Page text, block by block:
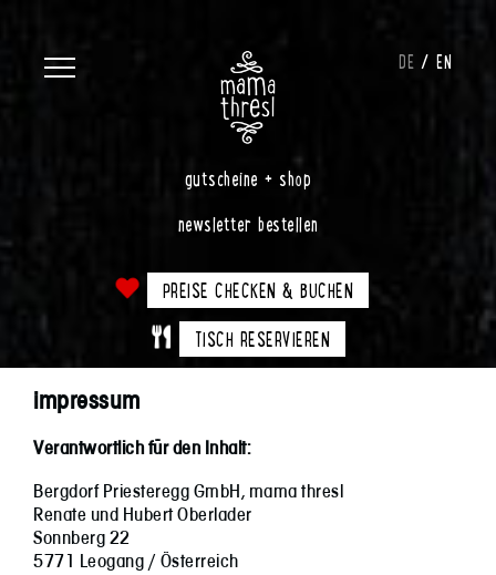
DE EN
gutscheine + shop
newsletter bestellen
PREISE CHECKEN & BUCHEN
TISCH RESERVIEREN
impressum
Verantwortlich für den Inhalt:
Bergdorf Priesteregg GmbH, mama thresl
Renate und Hubert Oberlader
Sonnberg 22
5771 Leogang / Österreich